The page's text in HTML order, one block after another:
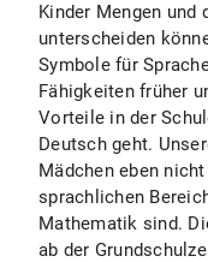
Kinder Mengen und
unterscheiden
Symbole für
Fähigkeiten früher
Vorteile in der
Deutsch geht.
Mädchen eben
sprachlichen
Mathematik sind.
ab der